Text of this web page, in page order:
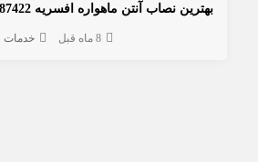
بهترین نصاب آنتن ماهواره افسریه 09197687422
8 ماه قبل خدمات